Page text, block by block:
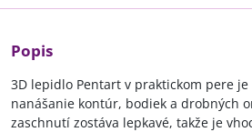
Popis
3D lepidlo Pentart v praktickom pere
nanášanie kontúr, bodiek a drobných
zaschnutí zostáva lepkavé, takže je